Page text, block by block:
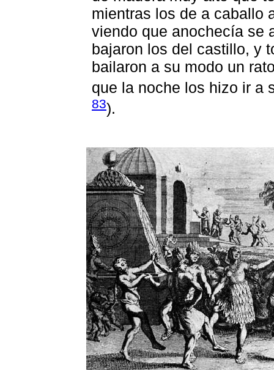
mientras los de a caballo
viendo que anochecía se
bajaron los del castillo, y
bailaron a su modo un
que la noche los hizo ir a
83).